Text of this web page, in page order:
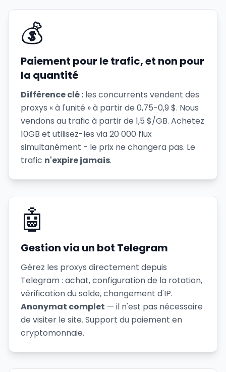
💰
Paiement pour le trafic, et non pour
la quantité
Différence clé : les concurrents vendent des
proxys « à l'unité » à partir de 0,75-0,9 $. Nous
vendons au trafic à partir de 1,5 $/GB. Achetez
10GB et utilisez-les via 20 000 flux
simultanément - le prix ne changera pas. Le
trafic n'expire jamais.
🤖
Gestion via un bot Telegram
Gérez les proxys directement depuis
Telegram : achat, configuration de la rotation,
vérification du solde, changement d'IP.
Anonymat complet — il n'est pas nécessaire
de visiter le site. Support du paiement en
cryptomonnaie.